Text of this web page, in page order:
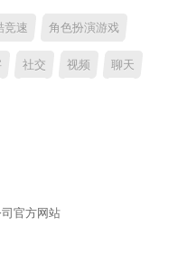
竞速 角色扮演游戏
社交 视频 聊天
官方网站